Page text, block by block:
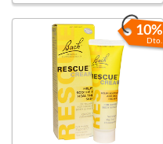
10%
Dto.